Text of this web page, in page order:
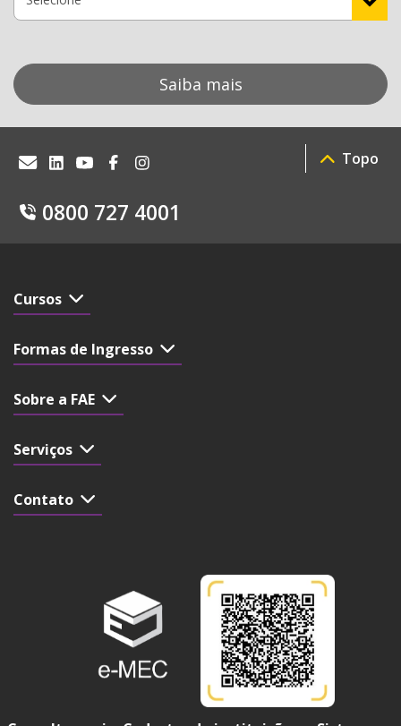
Saiba mais
0800 727 4001
Topo
Cursos
Formas de Ingresso
Sobre a FAE
Serviços
Contato